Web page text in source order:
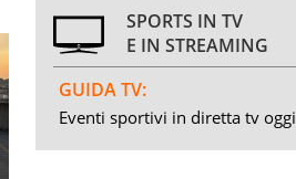
SPORTS IN TV
E IN STREAMING
GUIDA TV:
Eventi sportivi in diretta tv oggi